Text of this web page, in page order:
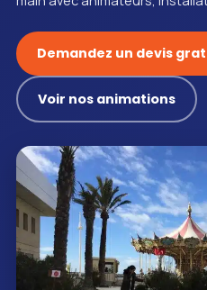
Demandez un devis
Voir nos animations